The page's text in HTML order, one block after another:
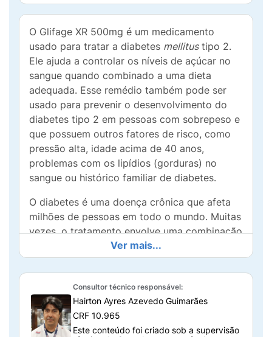
O Glifage XR 500mg é um medicamento
usado para tratar a diabetes mellitustipo 2.
Ele ajuda a controlar os níveis de açúcar no
sangue quando combinado a uma dieta
adequada. Esse remédio também pode ser
usado para prevenir o desenvolvimento do
diabetes tipo 2 em pessoas com sobrepeso e
que possuem outros fatores de risco, como
pressão alta, idade acima de 40 anos,
problemas com os lipídios (gorduras) no
sangue ou histórico familiar de diabetes.
O diabetes é uma doença crônica que afeta
milhões de pessoas em todo o mundo. Muitas
vezes, o tratamento envolve uma combinação
de medicamentos, alimentação saudável e
atividade física regular, para garantir mais
qualidade de vida. Vamos entender melhor
como esse medicamento funciona e quem
pode utilizá-lo.
O que é Glifage XR 500mg?
Ver mais...
Consultor técnico responsável:
Hairton Ayres Azevedo Guimarães
CRF 10.965
Este conteúdo foi criado sob a supervisão